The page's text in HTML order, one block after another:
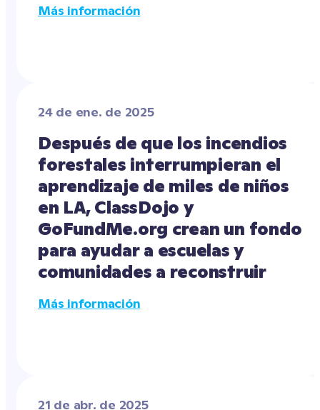
Más información
24 de ene. de 2025
Después de que los incendios
forestales interrumpieran el
aprendizaje de miles de niños
en LA, ClassDojo y
GoFundMe.org crean un fondo
para ayudar a escuelas y
comunidades a reconstruir
Más información
21 de abr. de 2025